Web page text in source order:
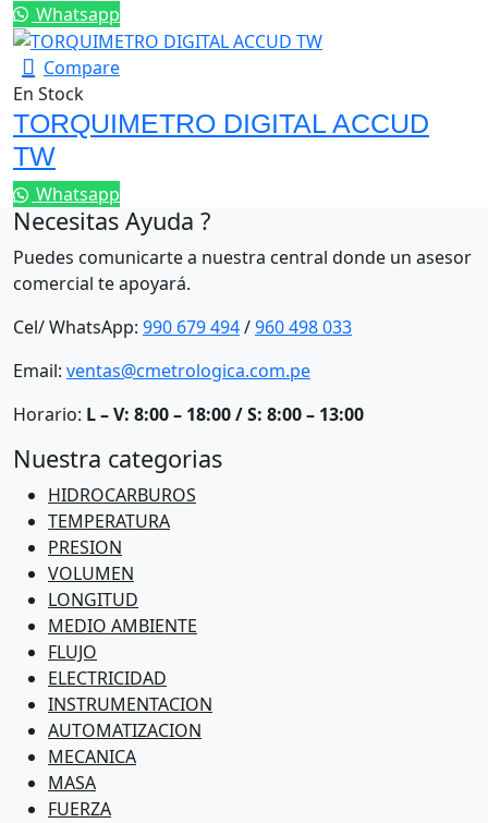
Whatsapp
Compare
En Stock
TORQUIMETRO DIGITAL ACCUD
TW
Whatsapp
Necesitas Ayuda ?
Puedes comunicarte a nuestra central donde un asesor
comercial te apoyará.
Cel/ WhatsApp: 990 679 494/960 498 033
Email: ventas@cmetrologica.com.pe
Horario: L – V: 8:00 – 18:00 / S: 8:00 – 13:00
Nuestra categorias
HIDROCARBUROS
TEMPERATURA
PRESION
VOLUMEN
LONGITUD
MEDIO AMBIENTE
FLUJO
ELECTRICIDAD
INSTRUMENTACION
AUTOMATIZACION
MECANICA
MASA
FUERZA